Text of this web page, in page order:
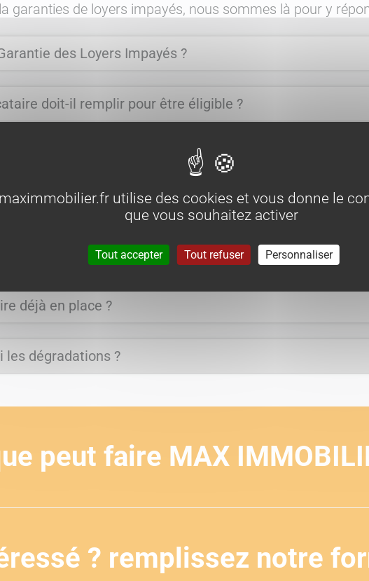
garanties de loyers impayés, nous sommes là pour y
des Loyers Impayés ?
doit-il remplir pour être éligible ?
je couvert ?
garant physique (caution solidaire) ?
déjà en place ?
les dégradations ?
peut faire MAX
? remplissez notre
utilise des cookies et vous donne le
que vous souhaitez activer
Tout accepter Tout refuser Personnaliser